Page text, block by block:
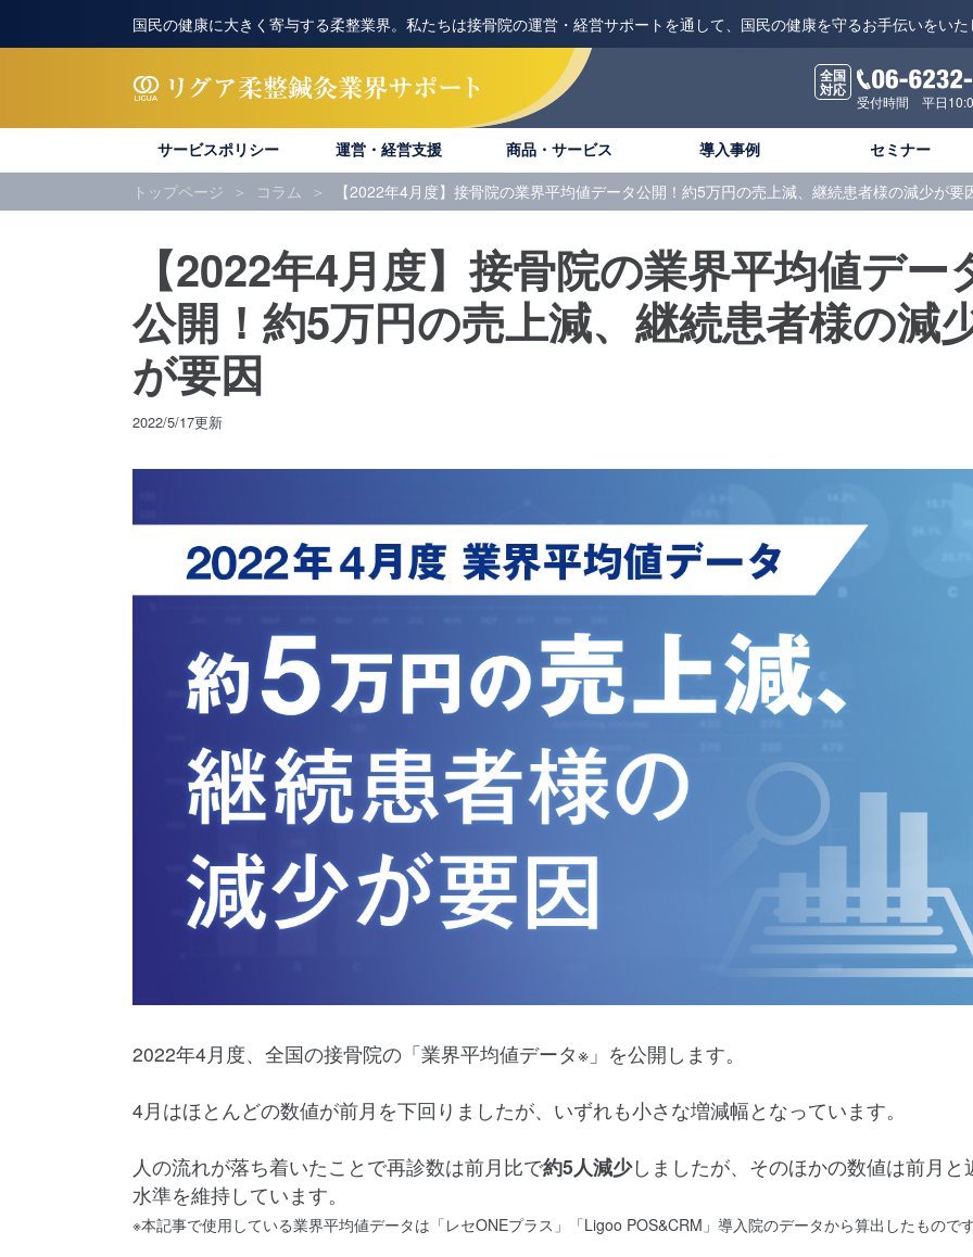
国民の健康に大きく寄与する柔整業界。私たちは接骨院の運営・経営サポートを通して、国民の健康を守るお手伝いをい
全国
対応
受付時間 平日
サービスポリシー 運営・経営支援 商品・サービス 導入事例 セミナー
トップページ コラム 【2022年4月度】接骨院の業界平均値データ公開！約5万円の売上減、継続患者様の減少が要
【2022年4月度】接骨院の業界平均値デー
公開！約5万円の売上減、継続患者様の減
が要因
2022/5/17更新
2022年4月度、全国の接骨院の「業界平均値データ※」を公開します。
4月はほとんどの数値が前月を下回りましたが、いずれも小さな増減幅となっています。
人の流れが落ち着いたことで再診数は前月比で約5人減少しましたが、そのほかの数値は前月と
水準を維持しています。
※本記事で使用している業界平均値データは「レセONEプラス」「Ligoo POS&CRM」導入院のデータから算出したもので